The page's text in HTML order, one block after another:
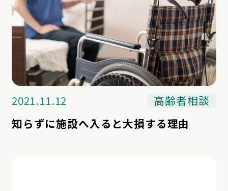
2021.11.12
高齢者相談
知らずに施設へ入ると大損する理由